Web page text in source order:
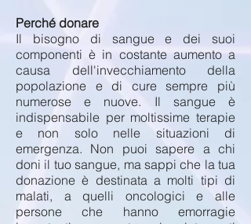
Perché donare
Il bisogno di sangue e dei suoi
componenti è in costante aumento a
causa dell'invecchiamento della
popolazione e di cure sempre più
numerose e nuove. Il sangue è
indispensabile per moltissime terapie
e non solo nelle situazioni di
emergenza. Non puoi sapere a chi
doni il tuo sangue, ma sappi che la tua
donazione è destinata a molti tipi di
malati, a quelli oncologici e alle
persone che hanno emorragie